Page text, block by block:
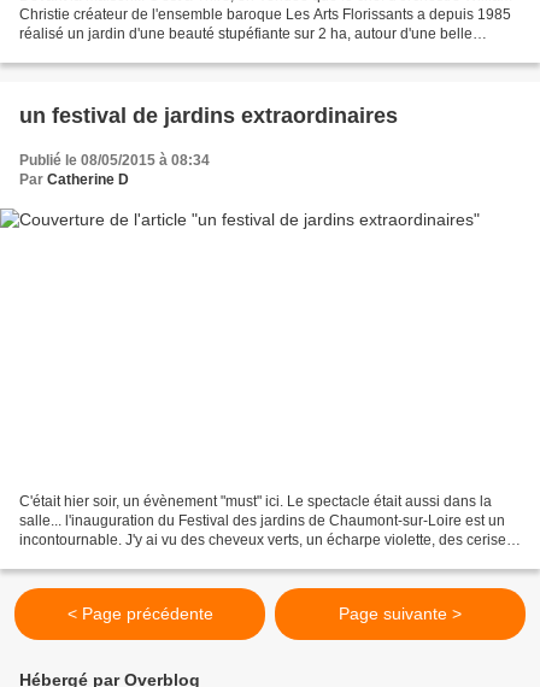
Christie créateur de l'ensemble baroque Les Arts Florissants a depuis 1985
réalisé un jardin d'une beauté stupéfiante sur 2 ha, autour d'une belle
un festival de jardins extraordinaires
Publié le 08/05/2015 à 08:34
Par Catherine D
C'était hier soir, un évènement "must" ici. Le spectacle était aussi dans la
salle... l'inauguration du Festival des jardins de Chaumont-sur-Loire est un
incontournable. J'y ai vu des cheveux verts, un écharpe violette, des cerises
< Page précédente Page suivante >
Hébergé par Overblog